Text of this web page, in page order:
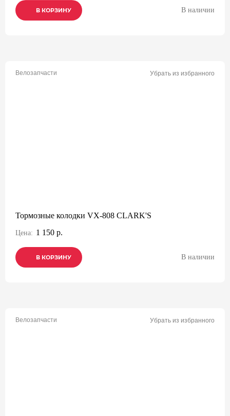
В КОРЗИНУ
В КОРЗИНУ
В КОРЗИНУ В наличии
Велозапчасти Убрать из избранного
Тормозные колодки VX-808 CLARK'S
Цена: 1 150 р.
В КОРЗИНУ
В КОРЗИНУ
В КОРЗИНУ В наличии
Велозапчасти Убрать из избранного